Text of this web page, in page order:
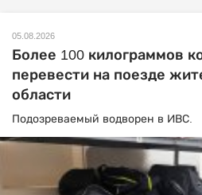
05.08.2026
Более 100 килограммов
перевести на поезде
области
Подозреваемый водворен в ИВС.